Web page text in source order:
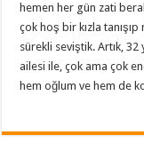
hemen her gün zati
çok hoş bir kızla
sürekli seviştik. Artık,
ailesi ile, çok ama çok
hem oğlum ve hem de